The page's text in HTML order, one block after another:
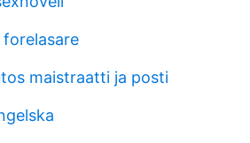
maistraatti ja posti